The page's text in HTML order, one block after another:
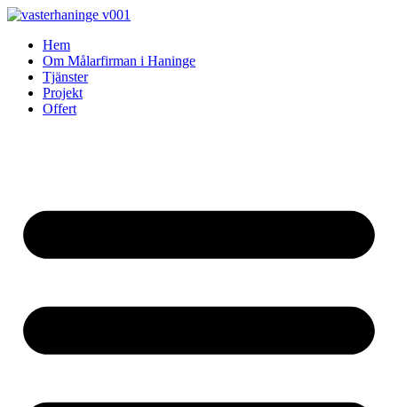
Skip
contentHem
Om Målarfirman i Haninge
Tjänster
Projekt
Offert